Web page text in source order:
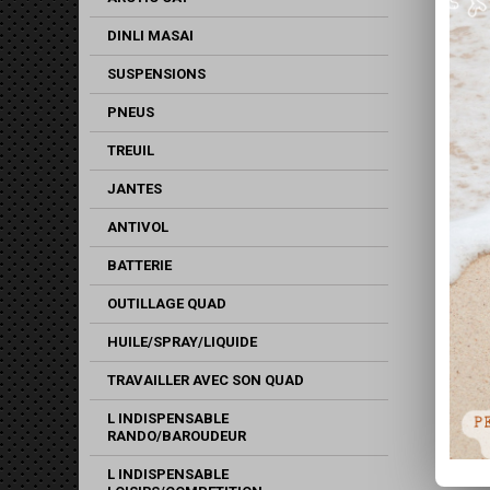
DINLI MASAI
SUSPENSIONS
PNEUS
TREUIL
JANTES
ANTIVOL
BATTERIE
OUTILLAGE QUAD
HUILE/SPRAY/LIQUIDE
TRAVAILLER AVEC SON QUAD
L INDISPENSABLE
RANDO/BAROUDEUR
L INDISPENSABLE